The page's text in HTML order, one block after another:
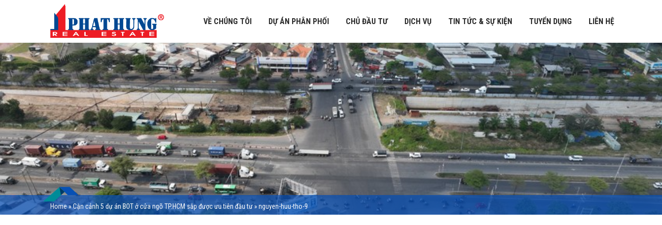
VỀ CHÚNG TÔI DỰ ÁN PHÂN PHỐI CHỦ ĐẦU TƯ DỊCH VỤ TIN TỨC & SỰ KIỆN TUYỂN DỤNG LIÊN HỆ
Home»Cận cảnh 5 dự án BOT ở cửa ngõ TP.HCM sắp được ưu tiên đầu tư»nguyen-huu-tho-9